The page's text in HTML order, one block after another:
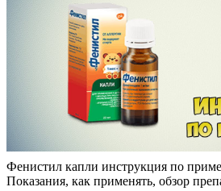
Фенистил капли инструкция по
Показания, как применять, обзор